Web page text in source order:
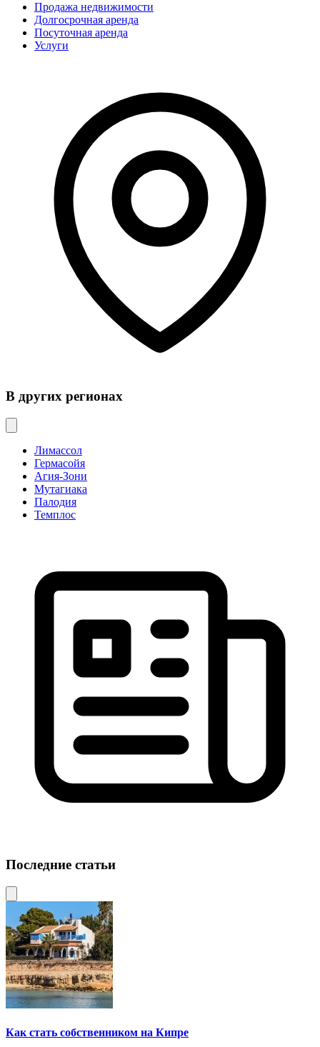
Продажа недвижимости
Долгосрочная аренда
Посуточная аренда
Услуги
В других регионах
Лимассол
Гермасойя
Агия-Зони
Мутагиака
Палодия
Темплос
Последние статьи
Как стать собственником на Кипре